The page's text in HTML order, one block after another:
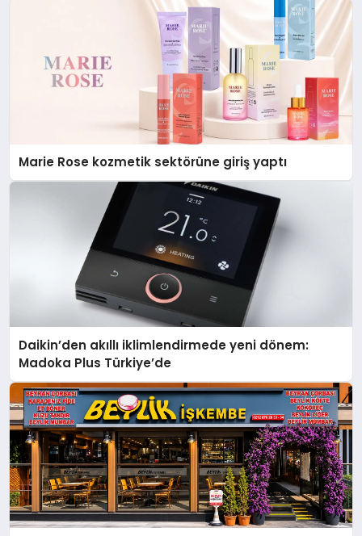
Marie Rose kozmetik sektörüne giriş yaptı
Daikin’den akıllı iklimlendirmede yeni dönem:
Madoka Plus Türkiye’de